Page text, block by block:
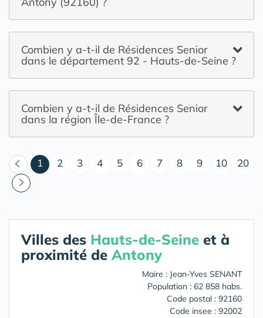
Combien y a-t-il de Résidences Senior
dans le département 92 - Hauts-de-Seine ?
Combien y a-t-il de Résidences Senior
dans la région Île-de-France ?
1 (courant)
2 3 4 5 6 7 8 9 10 20
Villes des Hauts-de-Seine et à
proximité de Antony
Maire : Jean-Yves SENANT
Population : 62 858 habs.
Code postal : 92160
Code insee : 92002